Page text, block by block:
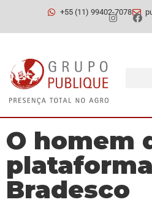
+55 (11) 99402-7078
O homem
Bradesco